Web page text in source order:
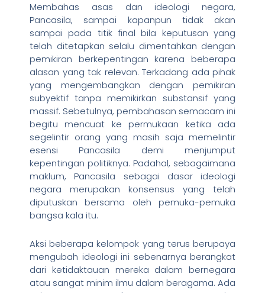
Membahas asas dan ideologi negara,
Pancasila, sampai kapanpun tidak akan
sampai pada titik final bila keputusan yang
telah ditetapkan selalu dimentahkan dengan
pemikiran berkepentingan karena beberapa
alasan yang tak relevan. Terkadang ada pihak
yang mengembangkan dengan pemikiran
subyektif tanpa memikirkan substansif yang
massif. Sebetulnya, pembahasan semacam ini
begitu mencuat ke permukaan ketika ada
segelintir orang yang masih saja memelintir
esensi Pancasila demi menjumput
kepentingan politiknya. Padahal, sebagaimana
maklum, Pancasila sebagai dasar ideologi
negara merupakan konsensus yang telah
diputuskan bersama oleh pemuka-pemuka
bangsa kala itu.
Aksi beberapa kelompok yang terus berupaya
mengubah ideologi ini sebenarnya berangkat
dari ketidaktauan mereka dalam bernegara
atau sangat minim ilmu dalam beragama. Ada